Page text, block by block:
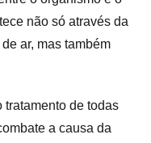
não só através da
ar, mas também
tratamento de todas
a causa da